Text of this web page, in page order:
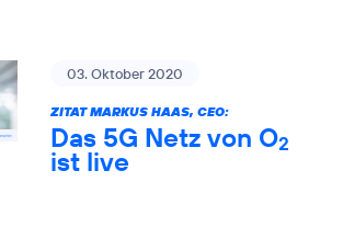
03. Oktober 2020
ZITAT MARKUS HAAS, CEO:
Das 5G Netz von O2
ist live